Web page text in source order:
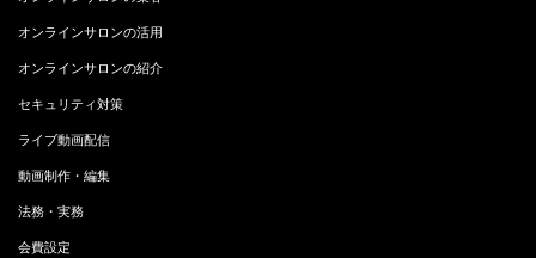
オンラインサロンの活用
オンラインサロンの紹介
セキュリティ対策
ライブ動画配信
動画制作・編集
法務・実務
会費設定